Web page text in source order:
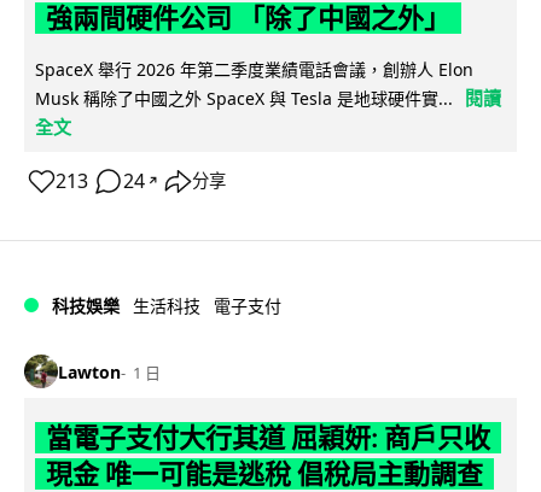
強兩間硬件公司 「除了中國之外」
SpaceX 舉行 2026 年第二季度業績電話會議，創辦人 Elon
Musk 稱除了中國之外 SpaceX 與 Tesla 是地球硬件實...
閱讀
全文
213 24 ↗ 分享
科技娛樂 生活科技 電子支付
Lawton 1 日
當電子支付大行其道 屈穎妍: 商戶只收
現金 唯一可能是逃稅 倡稅局主動調查